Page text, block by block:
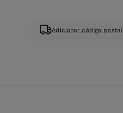
Adicionar código postal